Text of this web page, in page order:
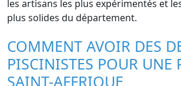
les artisans les plus expérimentés et
plus solides du département.
COMMENT AVOIR DES
PISCINISTES POUR UNE
SAINT-AFFRIQUE